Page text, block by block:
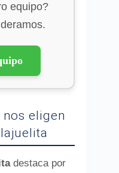
equipo?
eligen
destaca por